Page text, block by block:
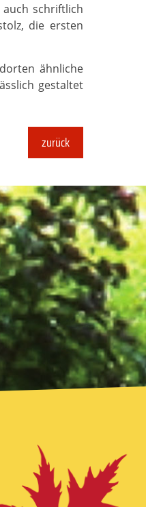
schriftlich
die ersten
ähnliche
gestaltet
zurück